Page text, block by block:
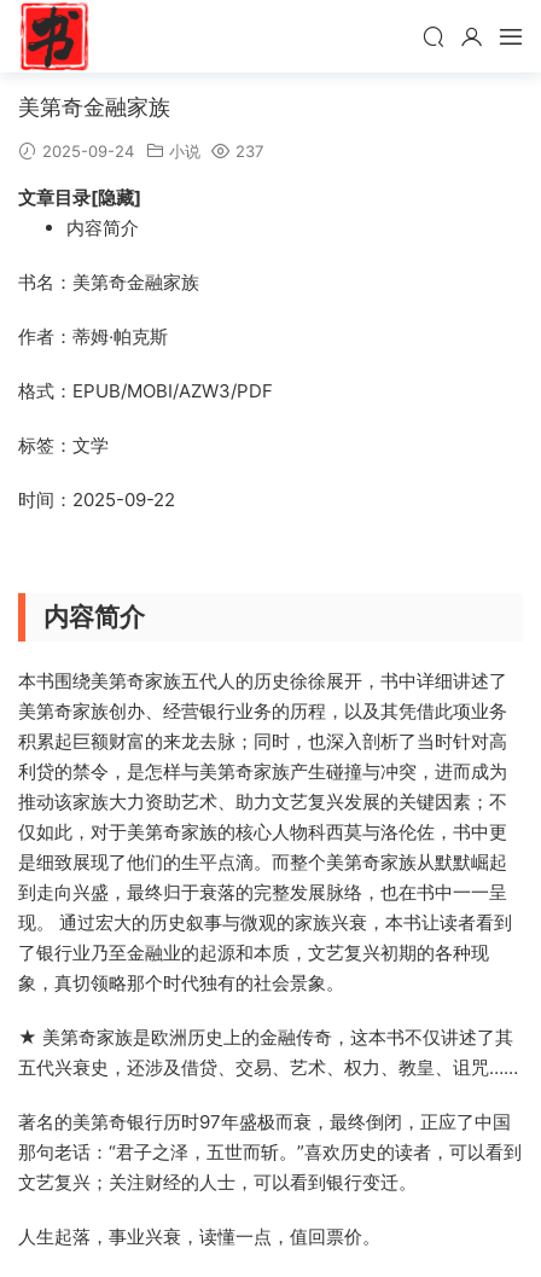
美第奇金融家族
2025-09-24 小说 237
文章目录[隐藏]
内容简介
书名：美第奇金融家族
作者：蒂姆·帕克斯
格式：EPUB/MOBI/AZW3/PDF
标签：文学
时间：2025-09-22
内容简介
本书围绕美第奇家族五代人的历史徐徐展开，书中详细讲述了
美第奇家族创办、经营银行业务的历程，以及其凭借此项业务
积累起巨额财富的来龙去脉；同时，也深入剖析了当时针对高
利贷的禁令，是怎样与美第奇家族产生碰撞与冲突，进而成为
推动该家族大力资助艺术、助力文艺复兴发展的关键因素；不
仅如此，对于美第奇家族的核心人物科西莫与洛伦佐，书中更
是细致展现了他们的生平点滴。而整个美第奇家族从默默崛起
到走向兴盛，最终归于衰落的完整发展脉络，也在书中一一呈
现。 通过宏大的历史叙事与微观的家族兴衰，本书让读者看到
了银行业乃至金融业的起源和本质，文艺复兴初期的各种现
象，真切领略那个时代独有的社会景象。
★ 美第奇家族是欧洲历史上的金融传奇，这本书不仅讲述了其
五代兴衰史，还涉及借贷、交易、艺术、权力、教皇、诅咒……
著名的美第奇银行历时97年盛极而衰，最终倒闭，正应了中国
那句老话：“君子之泽，五世而斩。”喜欢历史的读者，可以看到
文艺复兴；关注财经的人士，可以看到银行变迁。
人生起落，事业兴衰，读懂一点，值回票价。